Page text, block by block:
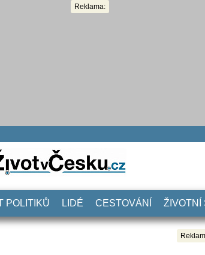
Reklama:
POLITIKŮ LIDÉ CESTOVÁNÍ ŽIVOTNÍ